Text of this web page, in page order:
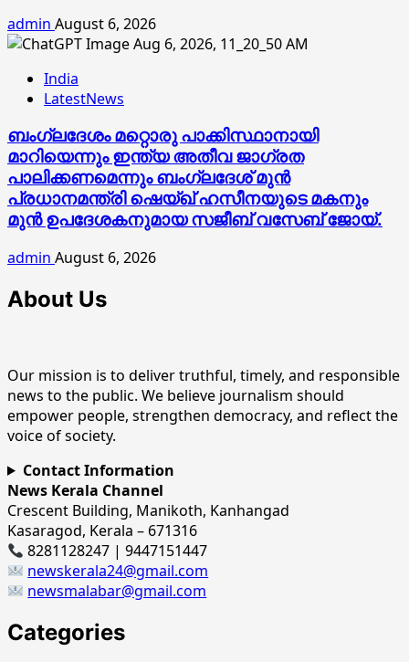
admin August 6, 2026
India
LatestNews
ബംഗ്ലദേശം മറ്റൊരു പാക്കിസ്ഥാനായി
മാറിയെന്നും ഇന്ത്യ അതീവ ജാഗ്രത
പാലിക്കണമെന്നും ബംഗ്ലദേശ് മുൻ
പ്രധാനമന്ത്രി ഷെയ്ഖ് ഹസീനയുടെ മകനും
മുൻ ഉപദേശകനുമായ സജീബ് വസേബ് ജോയ്.
admin August 6, 2026
About Us
Our mission is to deliver truthful, timely, and responsible
news to the public. We believe journalism should
empower people, strengthen democracy, and reflect the
voice of society.
Contact Information
News Kerala Channel
Crescent Building, Manikoth, Kanhangad
Kasaragod, Kerala – 671316
8281128247 | 9447151447
newskerala24@gmail.com
newsmalabar@gmail.com
Categories